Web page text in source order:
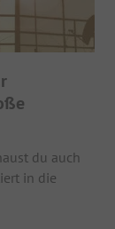
du auch
in die